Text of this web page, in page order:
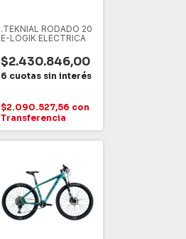
.TEKNIAL RODADO 20
E-LOGIK ELECTRICA
$2.430.846,00
$2.090.527,56 con
Transferencia